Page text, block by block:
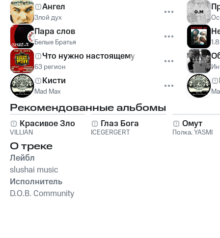
Ангел
Злой дух
Пара слов
Белые Братья
Что нужно настоящему мужчине
63 регион
Кисти
Mad Max
Рекомендованные альбомы
Красивое Зло
VILLIAN
Глаз Бога
ICEGERGERT
Омут
Полка,YASMI
О треке
Лейбл
slushai music
Исполнитель
D.O.B. Community